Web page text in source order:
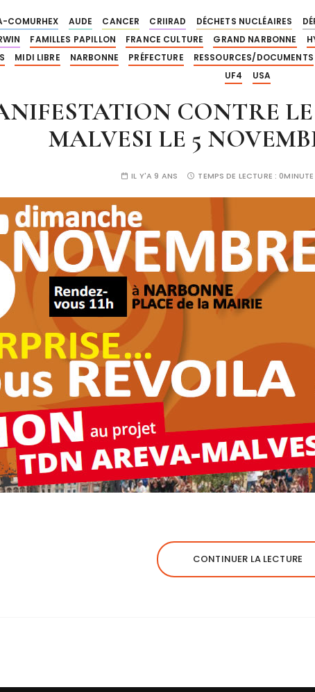
COMURHEX AUDE CANCER CRIIRAD DÉCHETS NUCLÉAIRES
FAMILLES PAPILLON FRANCE CULTURE GRAND NARBONNE
MIDI LIBRE NARBONNE PRÉFECTURE RESSOURCES/DOCUMENTS
UF4
USA
CONTRE LE
MALVESI LE 5
IL Y'A 9 ANS TEMPS DE LECTURE : 0MINUTE
CONTINUER LA LECTURE